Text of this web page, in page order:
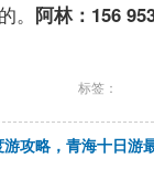
。 阿林：156
标签：
攻略，青海十日游